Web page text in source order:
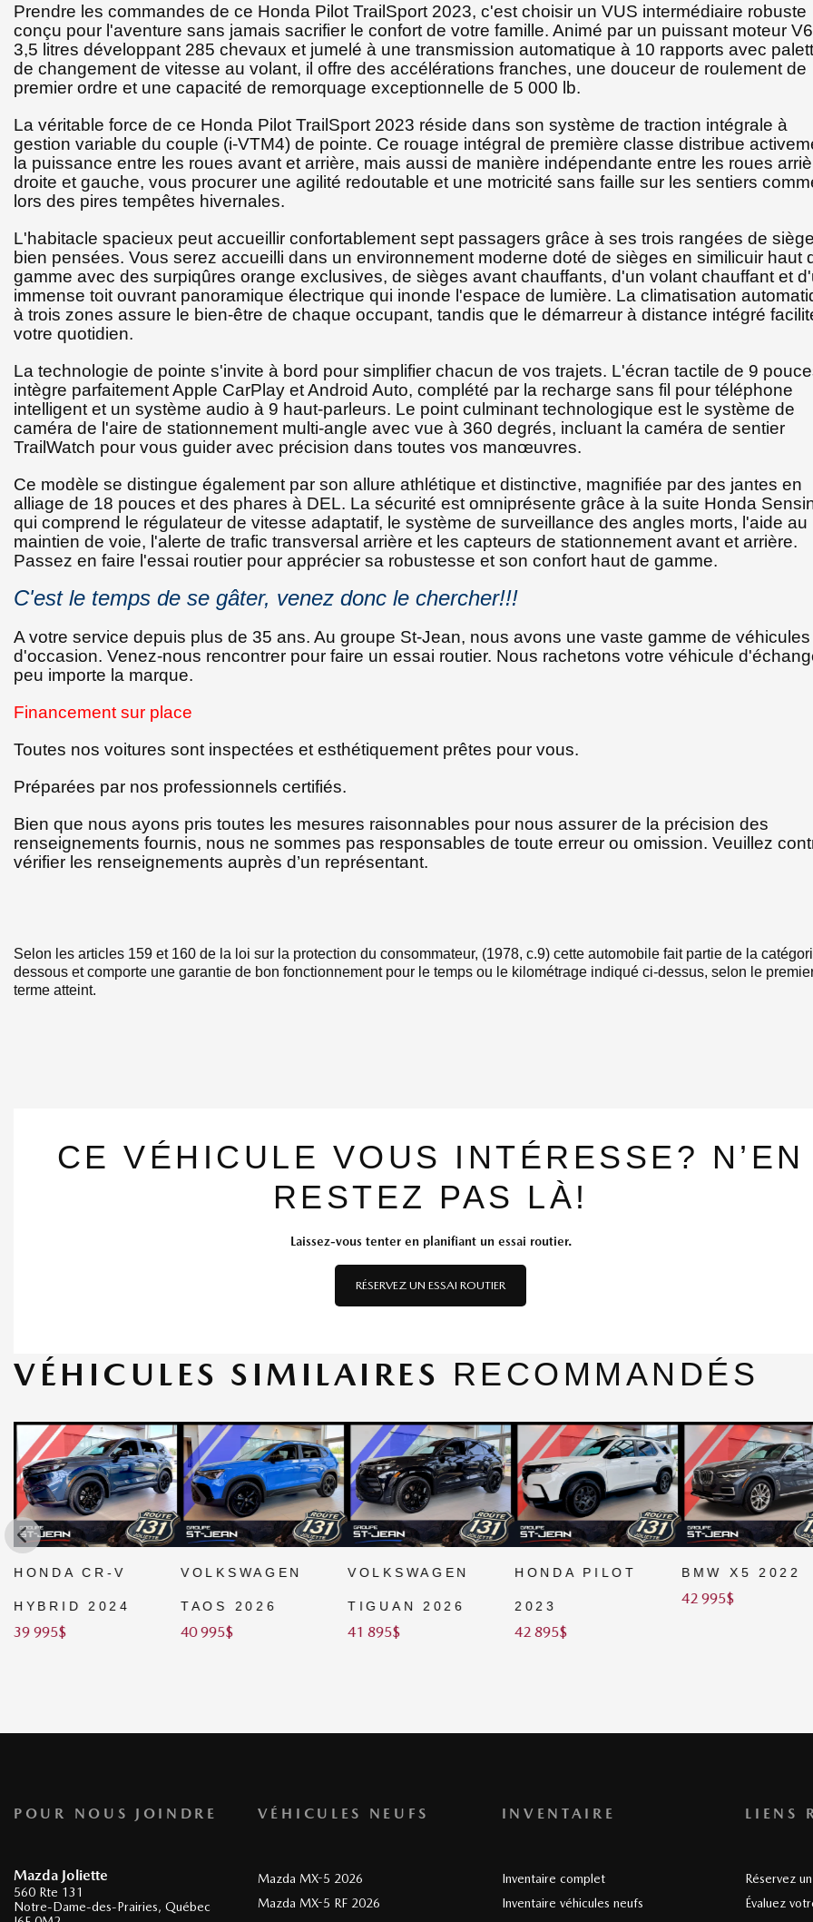
Prendre les commandes de ce Honda Pilot TrailSport 2023, c'est choisir un VUS intermédiaire robuste
conçu pour l'aventure sans jamais sacrifier le confort de votre famille. Animé par un puissant moteur
3,5 litres développant 285 chevaux et jumelé à une transmission automatique à 10 rapports avec
de changement de vitesse au volant, il offre des accélérations franches, une douceur de roulement de
premier ordre et une capacité de remorquage exceptionnelle de 5 000 lb.
La véritable force de ce Honda Pilot TrailSport 2023 réside dans son système de traction intégrale à
gestion variable du couple (i-VTM4) de pointe. Ce rouage intégral de première classe distribue
la puissance entre les roues avant et arrière, mais aussi de manière indépendante entre les roues
droite et gauche, vous procurer une agilité redoutable et une motricité sans faille sur les sentiers
lors des pires tempêtes hivernales.
L'habitacle spacieux peut accueillir confortablement sept passagers grâce à ses trois rangées de
bien pensées. Vous serez accueilli dans un environnement moderne doté de sièges en similicuir haut
gamme avec des surpiqûres orange exclusives, de sièges avant chauffants, d'un volant chauffant et
immense toit ouvrant panoramique électrique qui inonde l'espace de lumière. La climatisation
à trois zones assure le bien-être de chaque occupant, tandis que le démarreur à distance intégré
votre quotidien.
La technologie de pointe s'invite à bord pour simplifier chacun de vos trajets. L'écran tactile de 9
intègre parfaitement Apple CarPlay et Android Auto, complété par la recharge sans fil pour téléphone
intelligent et un système audio à 9 haut-parleurs. Le point culminant technologique est le système de
caméra de l'aire de stationnement multi-angle avec vue à 360 degrés, incluant la caméra de sentier
TrailWatch pour vous guider avec précision dans toutes vos manœuvres.
Ce modèle se distingue également par son allure athlétique et distinctive, magnifiée par des jantes en
alliage de 18 pouces et des phares à DEL. La sécurité est omniprésente grâce à la suite Honda
qui comprend le régulateur de vitesse adaptatif, le système de surveillance des angles morts, l'aide au
maintien de voie, l'alerte de trafic transversal arrière et les capteurs de stationnement avant et arrière.
Passez en faire l'essai routier pour apprécier sa robustesse et son confort haut de gamme.
C'est le temps de se gâter, venez donc le chercher!!!
A votre service depuis plus de 35 ans. Au groupe St-Jean, nous avons une vaste gamme de véhicules
d'occasion. Venez-nous rencontrer pour faire un essai routier. Nous rachetons votre véhicule
peu importe la marque.
Financement sur place
Toutes nos voitures sont inspectées et esthétiquement prêtes pour vous.
Préparées par nos professionnels certifiés.
Bien que nous ayons pris toutes les mesures raisonnables pour nous assurer de la précision des
renseignements fournis, nous ne sommes pas responsables de toute erreur ou omission. Veuillez
vérifier les renseignements auprès d’un représentant.
Selon les articles 159 et 160 de la loi sur la protection du consommateur, (1978, c.9) cette automobile fait partie de la
dessous et comporte une garantie de bon fonctionnement pour le temps ou le kilométrage indiqué ci-dessus, selon le
terme atteint.
CE VÉHICULE VOUS INTÉRESSE? N’EN
RESTEZ PAS LÀ!
Laissez-vous tenter en planifiant un essai routier.
RÉSERVEZ UN ESSAI ROUTIER
VÉHICULES SIMILAIRES RECOMMANDÉS
HONDA CR-V
HYBRID 2024
39 995$
VOLKSWAGEN
TAOS 2026
40 995$
VOLKSWAGEN
TIGUAN 2026
41 895$
HONDA PILOT
2023
42 895$
BMW X5 2022
42 995$
POUR NOUS JOINDRE
Mazda Joliette
560 Rte 131
Notre-Dame-des-Prairies, Québec
VÉHICULES NEUFS
Mazda MX-5 2026
Mazda MX-5 RF 2026
INVENTAIRE
Inventaire complet
Inventaire véhicules neufs
LIENS
Réservez
Évaluez